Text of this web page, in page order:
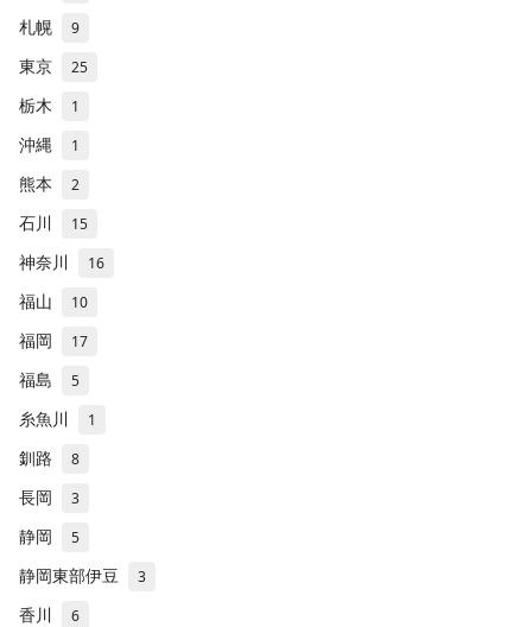
札幌 9
東京 25
栃木 1
沖縄 1
熊本 2
石川 15
神奈川 16
福山 10
福岡 17
福島 5
糸魚川 1
釧路 8
長岡 3
静岡 5
静岡東部伊豆 3
香川 6